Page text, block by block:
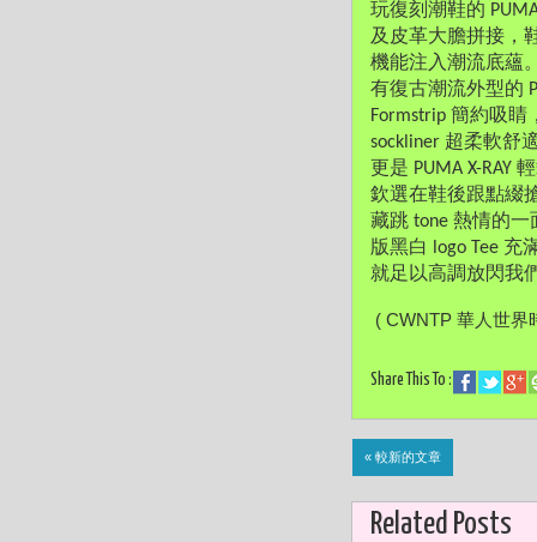
玩復刻潮鞋的
及皮革大膽拼接，
機能注入潮流底蘊
有復古潮流外型的
Formstrip 簡約吸睛
sockliner 超柔軟舒
更是 PUMA X-
欽選在鞋後跟點綴
藏跳 tone 熱情的一
版黑白 logo Tee 充
就足以高調放閃我
( CWNTP 華人世界
Share This To :
« 較新的文章
Related Posts